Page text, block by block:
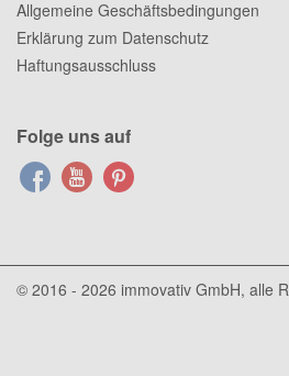
Allgemeine Geschäftsbedingungen
Erklärung zum Datenschutz
Haftungsausschluss
Folge uns auf
© 2016 - 2026 immovativ GmbH, alle